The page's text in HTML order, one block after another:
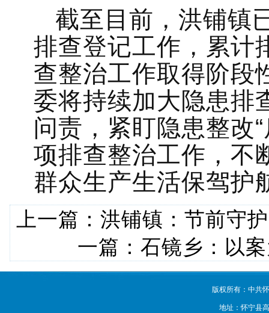
截至目前，洪铺镇
排查登记工作，累计
查整治工作取得阶段
委将持续加大隐患排
问责，紧盯隐患整改
项排查整治工作，不
群众生产生活保驾护
上一篇： 洪铺镇：节前守
一篇： 石镜乡：以
版权所有：中共
地址：怀宁县